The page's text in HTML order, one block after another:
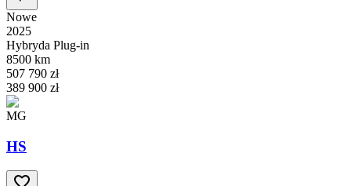
Nowe
2025
Hybryda Plug-in
8500 km
507 790 zł
389 900 zł
MG
HS